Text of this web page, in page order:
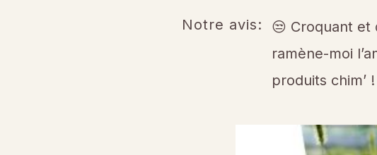
😒 Croquant et
ramène-moi
produits chim’ !
Notre avis: